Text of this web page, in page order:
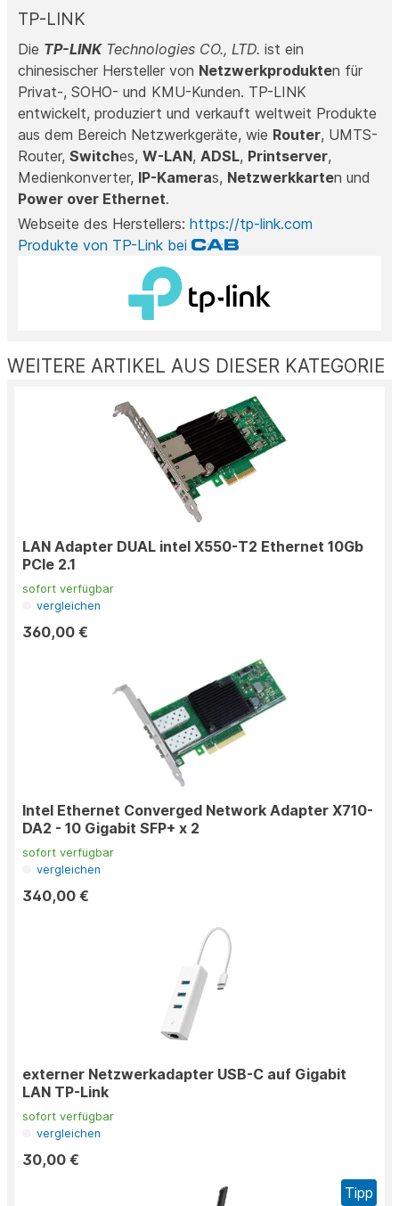
TP-LINK
Die TP-LINKTechnologies CO., LTD. ist ein
chinesischer Hersteller von Netzwerkprodukten für
Privat-, SOHO- und KMU-Kunden. TP-LINK
entwickelt, produziert und verkauft weltweit Produkte
aus dem Bereich Netzwerkgeräte, wie Router, UMTS-
Router, Switches, W-LAN, ADSL, Printserver,
Medienkonverter, IP-Kameras, Netzwerkkarten und
Power over Ethernet.
Webseite des Herstellers: https://tp-link.com
Produkte von TP-Link bei
WEITERE ARTIKEL AUS DIESER KATEGORIE
LAN Adapter DUAL intel X550-T2 Ethernet 10Gb
PCIe 2.1
sofort verfügbar
vergleichen
360,00 €
Intel Ethernet Converged Network Adapter X710-
DA2 - 10 Gigabit SFP+ x 2
sofort verfügbar
vergleichen
340,00 €
externer Netzwerkadapter USB-C auf Gigabit
LAN TP-Link
sofort verfügbar
vergleichen
30,00 €
Tipp